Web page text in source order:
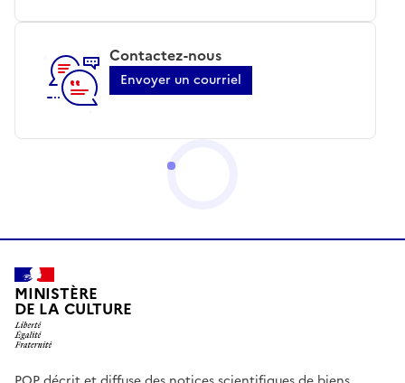
Contactez-nous
Envoyer un courriel
MINISTÈRE
DE LA CULTURE